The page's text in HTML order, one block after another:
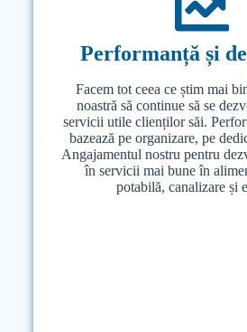
Performanță și
Facem tot ceea ce știm mai
noastră să continue să se
servicii utile clienților săi.
bazează pe organizare, pe
Angajamentul nostru pentru
în servicii mai bune în
potabilă, canalizare și
Performanță și
Facem tot ceea ce știm mai
noastră să continue să se
servicii utile clienților săi.
bazează pe organizare, pe
Angajamentul nostru pentru
în servicii mai bune în
potabilă, canalizare și